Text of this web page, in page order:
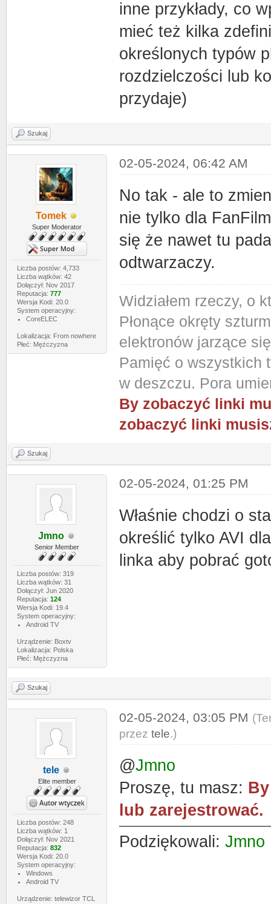
inne przykłady, co
mieć też kilka
określonych typów
rozdzielczości lub
przydaje)
Szukaj
Tomek
Super Moderator
Liczba postów: 4,733
Liczba wątków: 42
Dołączył: Nov 2017
Reputacja: 777
Wersja Kodi: 20.0
System operacyjny:
CoreELEC
Lokalizacja: From nowhere
Płeć: Mężczyzna
02-05-2024, 06:42 AM
No tak - ale to
nie tylko dla
się że nawet tu
odtwarzaczy.
Widziałem rzeczy, o
Płonące okręty
elektronów jarzące
Pamięć o wszystkich
w deszczu. Pora
By zobaczyć linki
zobaczyć linki
Szukaj
Jmno
Senior Member
Liczba postów: 319
Liczba wątków: 31
Dołączył: Jun 2020
Reputacja: 124
Wersja Kodi: 19.4
System operacyjny:
Android TV
Urządzenie: Boxtv
Lokalizacja: Polska
Płeć: Mężczyzna
02-05-2024, 01:25 PM
Właśnie chodzi o
określić tylko AVI
linka aby pobrać
Szukaj
tele
Elite member
Liczba postów: 248
Liczba wątków: 1
Dołączył: Nov 2021
Reputacja: 832
Wersja Kodi: 20.0
System operacyjny:
Windows
Android TV
Urządzenie: telewizor TCL
02-05-2024, 03:05 PM
przez tele.)
@Jmno
Proszę, tu masz:
lub zarejestrować.
Podziękowali: Jmno